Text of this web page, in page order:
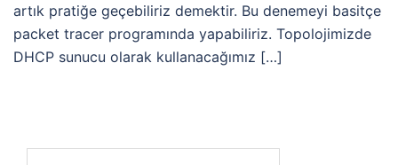
artık pratiğe geçebiliriz demektir. Bu denemeyi basitçe
packet tracer programında yapabiliriz. Topolojimizde
DHCP sunucu olarak kullanacağımız […]